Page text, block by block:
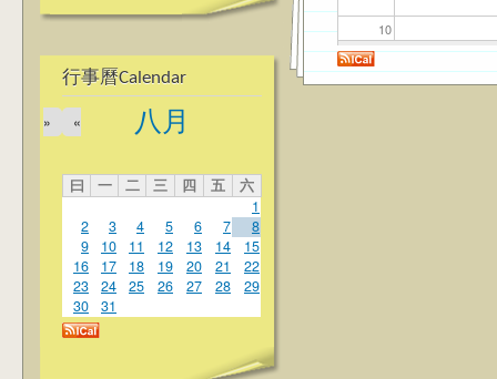
行事曆Calendar
八月
«
»
曰 一 二 三 四 五
六
1
2
3 4 5 6 7
8
9
10 11 12 13 14
15
16
17 18 19 20 21
22
23
24 25 26 27 28
29
30
31
10
11